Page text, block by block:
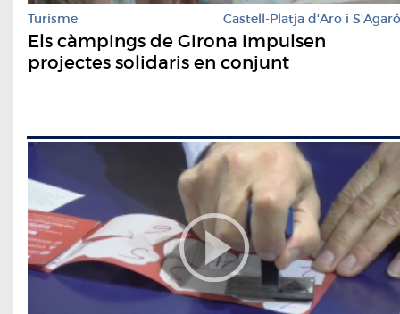
Turisme Castell-Platja d'Aro i S'Agaró
Els càmpings de Girona impulsen
projectes solidaris en conjunt